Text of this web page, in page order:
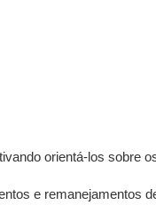
orientá-los sobre
e remanejamentos